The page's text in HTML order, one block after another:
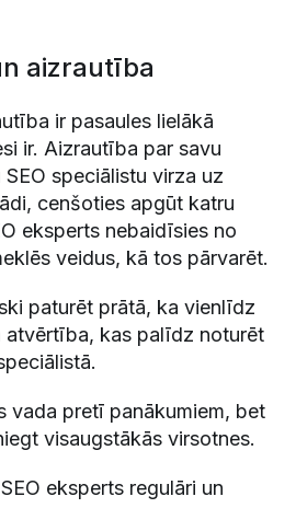
aizrautība
ir pasaules lielākā
ir. Aizrautība par savu
speciālistu virza uz
cenšoties apgūt katru
eksperts nebaidīsies no
veidus, kā tos pārvarēt.
paturēt prātā, ka vienlīdz
atvērtība, kas palīdz noturēt
vada pretī panākumiem, bet
visaugstākās virsotnes.
eksperts regulāri un